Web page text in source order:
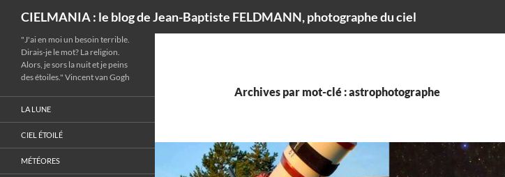
CIELMANIA : le blog de Jean-Baptiste FELDMANN, photographe du ciel
Archives par mot-clé : astrophotographe
"J'ai en moi un besoin terrible.
Dirais-je le mot? La religion.
Alors, je sors la nuit et je peins
des étoiles." Vincent van Gogh
LA LUNE
CIEL ÉTOILÉ
MÉTÉORES